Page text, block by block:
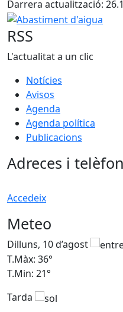
Darrera actualització:
Abastiment d'aigua
RSS
L'actualitat a un clic
Notícies
Avisos
Agenda
Agenda política
Publicacions
Adreces i
Accedeix
Meteo
Dilluns, 10 d’agost
T.Màx: 36°
T.Min: 21°
Tarda